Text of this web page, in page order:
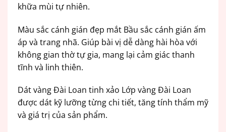
khữa mùi tự nhiên.
Màu sắc cánh gián đẹp mắt Bầu sắc cánh gián ấm
áp và trang nhã. Giúp bài vị dễ dàng hài hòa với
không gian thờ tự gia, mang lại cảm giác thanh
tĩnh và linh thiên.
Dát vàng Đài Loan tinh xảo Lớp vàng Đài Loan
được dát kỹ lưỡng từng chi tiết, tăng tính thẩm mỹ
và giá trị của sản phẩm.